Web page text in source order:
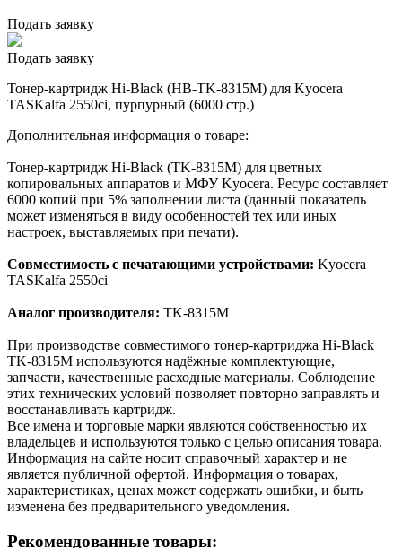
Подать заявку
Подать заявку
Тонер-картридж Hi-Black (HB-TK-8315M) для Kyocera
TASKalfa 2550ci, пурпурный (6000 стр.)
Дополнительная информация о товаре:
Тонер-картридж Hi-Black (TK-8315M) для цветных
копировальных аппаратов и МФУ Kyocera. Ресурс составляет
6000 копий при 5% заполнении листа (данный показатель
может изменяться в виду особенностей тех или иных
настроек, выставляемых при печати).
Совместимость с печатающими устройствами: Kyocera
TASKalfa 2550ci
Аналог производителя: TK-8315M
При производстве совместимого тонер-картриджа Hi-Black
TK-8315M используются надёжные комплектующие,
запчасти, качественные расходные материалы. Соблюдение
этих технических условий позволяет повторно заправлять и
восстанавливать картридж.
Все имена и торговые марки являются собственностью их
владельцев и используются только с целью описания товара.
Информация на сайте носит справочный характер и не
является публичной офертой. Информация о товарах,
характеристиках, ценах может содержать ошибки, и быть
изменена без предварительного уведомления.
Рекомендованные товары: